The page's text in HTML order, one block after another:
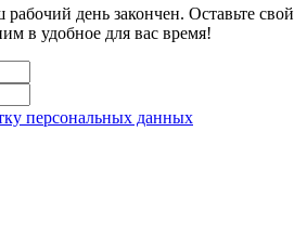
день закончен. Оставьте свой
в удобное для вас время!
персональных данных